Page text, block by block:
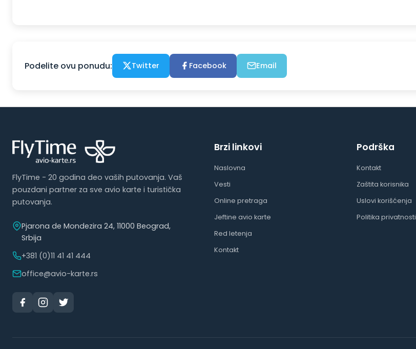
Podelite ovu ponudu: Twitter Facebook Email
FlyTime - 20 godina deo vaših putovanja. Vaš
pouzdani partner za sve avio karte i turistička
putovanja.
Pjarona de Mondezira 24, 11000 Beograd,
Srbija
+381 (0)11 41 41 444
office@avio-karte.rs
Brzi linkovi
Naslovna
Vesti
Online pretraga
Jeftine avio karte
Red letenja
Kontakt
Podrška
Kontakt
Zaštita korisnika
Uslovi korišćenja
Politika privatnosti